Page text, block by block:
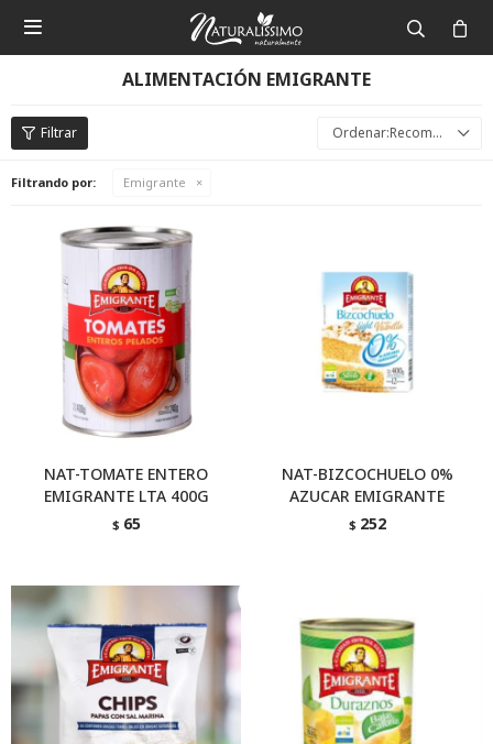

ALIMENTACIÓN EMIGRANTE
Recomendados
Filtrando por: Emigrante
NAT-TOMATE ENTERO
EMIGRANTE LTA 400G
$ 65
NAT-BIZCOCHUELO 0%
AZUCAR EMIGRANTE
$ 252